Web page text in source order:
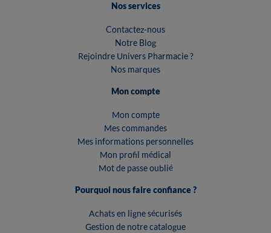
Nos services
Contactez-nous
Notre Blog
Rejoindre Univers Pharmacie ?
Nos marques
Mon compte
Mon compte
Mes commandes
Mes informations personnelles
Mon profil médical
Mot de passe oublié
Pourquoi nous faire confiance ?
Achats en ligne sécurisés
Gestion de notre catalogue